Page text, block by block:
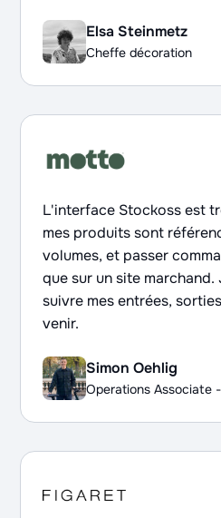
Elsa Steinmetz
Cheffe décoration
L'interface Stockoss est
mes produits sont
volumes, et passer
que sur un site
suivre mes entrées,
venir.
Simon Oehlig
Operations Associate